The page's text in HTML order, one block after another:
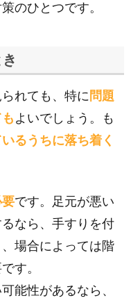
のひとつです。
れても、特に 問題
よいでしょう。も
るうちに落ち着く
です。足元が悪い
なら、手すりを付
場合によっては階
す。
能性があるなら、